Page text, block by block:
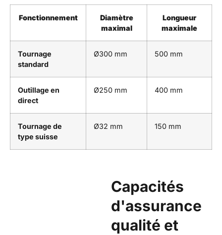
Fonctionnement
Diamètre
maximal
Longueur
maximale
Tournage
standard
Ø300 mm 500 mm
Outillage en
direct
Ø250 mm 400 mm
Tournage de
type suisse
Ø32 mm 150 mm
Capacités
d'assurance
qualité et